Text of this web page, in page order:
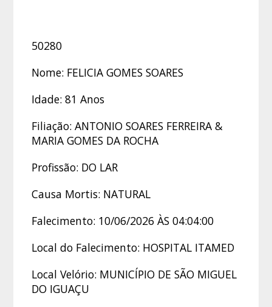
50280
Nome: FELICIA GOMES SOARES
Idade: 81 Anos
Filiação: ANTONIO SOARES FERREIRA &
MARIA GOMES DA ROCHA
Profissão: DO LAR
Causa Mortis: NATURAL
Falecimento: 10/06/2026 ÀS 04:04:00
Local do Falecimento: HOSPITAL ITAMED
Local Velório: MUNICÍPIO DE SÃO MIGUEL
DO IGUAÇU